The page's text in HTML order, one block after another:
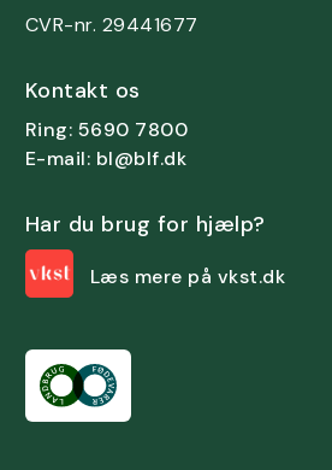
CVR-nr. 29441677
Kontakt os
Ring: 5690 7800
E-mail: bl@blf.dk
Har du brug for hjælp?
Læs mere på vkst.dk